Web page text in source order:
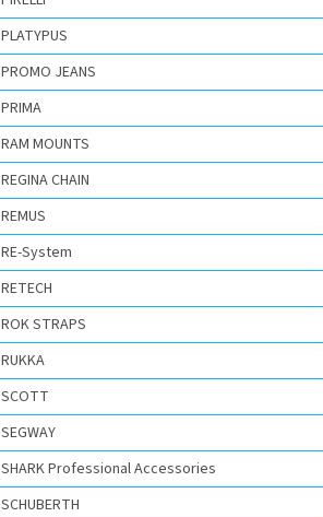
PLATYPUS
PROMO JEANS
PRIMA
RAM MOUNTS
REGINA CHAIN
REMUS
RE-System
RETECH
ROK STRAPS
RUKKA
SCOTT
SEGWAY
SHARK Professional Accessories
SCHUBERTH